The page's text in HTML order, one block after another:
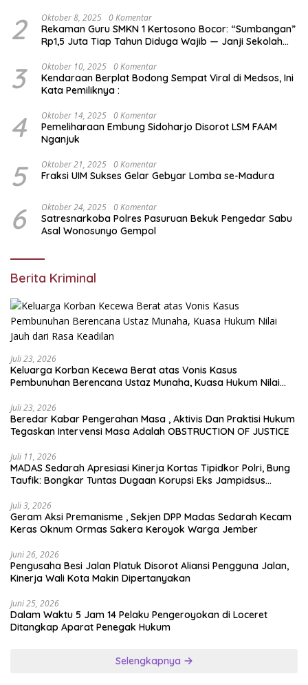
2 Oktober 8, 2025 0 Komentar
Rekaman Guru SMKN 1 Kertosono Bocor: “Sumbangan”
Rp1,5 Juta Tiap Tahun Diduga Wajib — Janji Sekolah
3 Oktober 10, 2025 0 Komentar
Kendaraan Berplat Bodong Sempat Viral di Medsos, Ini
Kata Pemiliknya :
4 Oktober 14, 2025 0 Komentar
Pemeliharaan Embung Sidoharjo Disorot LSM FAAM
Nganjuk
5 Oktober 21, 2025 0 Komentar
Fraksi UIM Sukses Gelar Gebyar Lomba se-Madura
6 Oktober 24, 2025 0 Komentar
Satresnarkoba Polres Pasuruan Bekuk Pengedar Sabu
Asal Wonosunyo Gempol
Berita Kriminal
Juli 23, 2026
Keluarga Korban Kecewa Berat atas Vonis Kasus
Pembunuhan Berencana Ustaz Munaha, Kuasa Hukum Nilai
Juli 23, 2026
Beredar Kabar Pengerahan Masa , Aktivis Dan Praktisi Hukum
Tegaskan Intervensi Masa Adalah OBSTRUCTION OF JUSTICE
Juli 11, 2026
MADAS Sedarah Apresiasi Kinerja Kortas Tipidkor Polri, Bung
Taufik: Bongkar Tuntas Dugaan Korupsi Eks Jampidsus
Juli 3, 2026
Geram Aksi Premanisme , Sekjen DPP Madas Sedarah Kecam
Keras Oknum Ormas Sakera Keroyok Warga Jember
Juni 26, 2026
Pengusaha Besi Jalan Platuk Disorot Aliansi Pengguna Jalan,
Kinerja Wali Kota Makin Dipertanyakan
Juni 25, 2026
Dalam Waktu 5 Jam 14 Pelaku Pengeroyokan di Loceret
Ditangkap Aparat Penegak Hukum
Selengkapnya